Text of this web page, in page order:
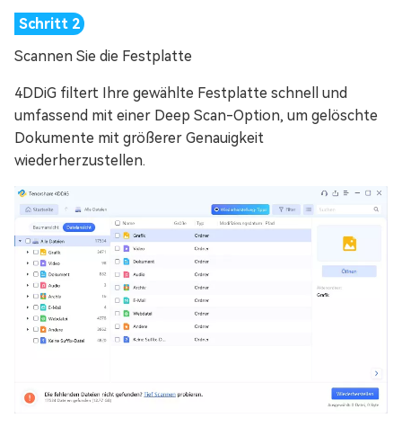
Scannen Sie die Festplatte
4DDiG filtert Ihre gewählte Festplatte schnell und
umfassend mit einer Deep Scan-Option, um gelöschte
Dokumente mit größerer Genauigkeit
wiederherzustellen.